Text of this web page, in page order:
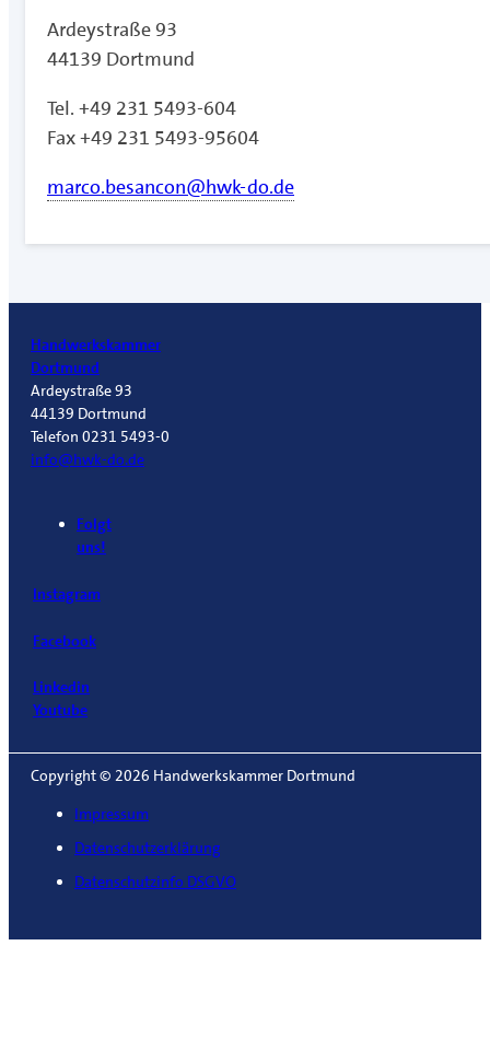
Ardeystraße 93
44139 Dortmund
Tel. +49 231 5493-604
Fax +49 231 5493-95604
marco.besancon@hwk-do.de
Handwerkskammer
Dortmund
Ardeystraße 93
44139 Dortmund
Telefon 0231 5493-0
info@hwk-do.de
Folgt
uns!
Instagram
Facebook
Linkedin
Youtube
Copyright © 2026 Handwerkskammer Dortmund
Impressum
Datenschutzerklärung
Datenschutzinfo DSGVO